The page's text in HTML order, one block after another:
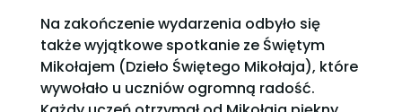
Na zakończenie wydarzenia odbyło się
także wyjątkowe spotkanie ze Świętym
Mikołajem (Dzieło Świętego Mikołaja), które
wywołało u uczniów ogromną radość.